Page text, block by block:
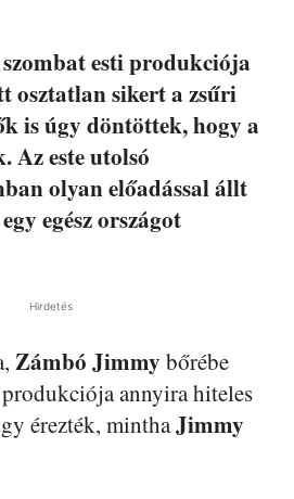
esti produkciója
osztatlan sikert a zsűri
is úgy döntöttek, hogy a
Az este utolsó
olyan előadással állt
egész országot
Hirdetés
Zámbó Jimmy bőrébe
annyira hiteles
érezték, minthaJimmy